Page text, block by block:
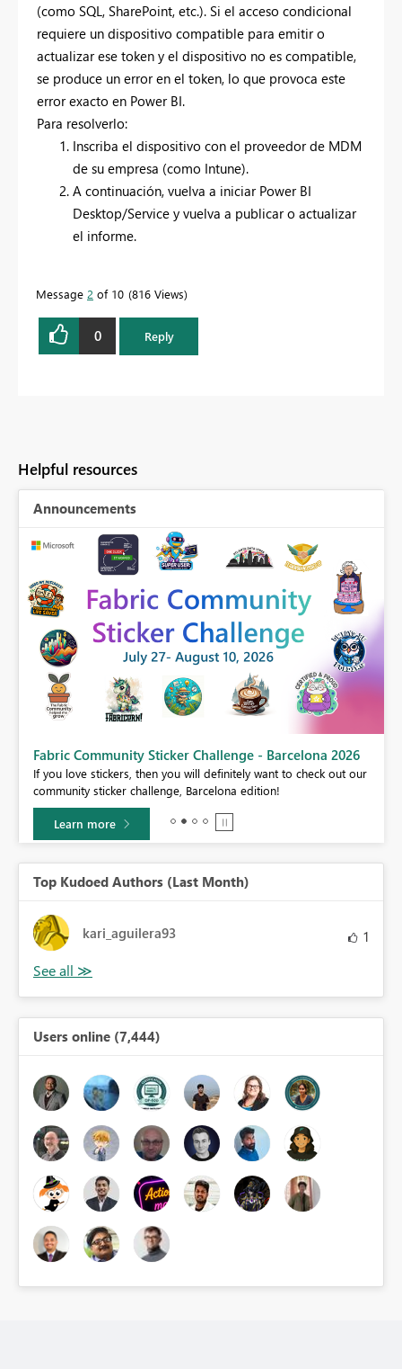
(como SQL, SharePoint, etc.). Si el acceso condicional
requiere un dispositivo compatible para emitir o
actualizar ese token y el dispositivo no es compatible,
se produce un error en el token, lo que provoca este
error exacto en Power BI.
Para resolverlo:
Inscriba el dispositivo con el proveedor de MDM
de su empresa (como Intune).
A continuación, vuelva a iniciar Power BI
Desktop/Service y vuelva a publicar o actualizar
el informe.
Message 2 of 10 816 Views
0 Reply
Helpful resources
Announcements
Fabric Community Sticker Challenge - Barcelona 2026
If you love stickers, then you will definitely want to check out our
community sticker challenge, Barcelona edition!
Learn more
Top Kudoed Authors (Last Month)
kari_aguilera93 1
Users online (7,444)